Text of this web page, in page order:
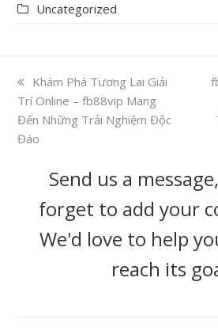
Uncategorized
previous
post:
Khám Phá Tương Lai Giải
Trí Online – fb88vip Mang
Đến Những Trải Nghiệm Độc
Đáo
Send us a
forget to add your
We'd love to help
reach its